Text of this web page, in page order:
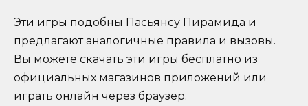
Эти игры подобны Пасьянсу Пирамида и
предлагают аналогичные правила и вызовы.
Вы можете скачать эти игры бесплатно из
официальных магазинов приложений или
играть онлайн через браузер.